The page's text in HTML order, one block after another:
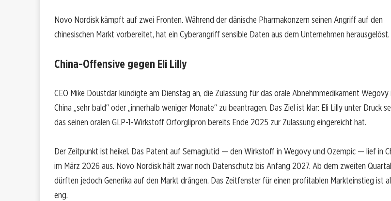
Novo Nordisk kämpft auf zwei Fronten. Während der dänische Pharmakonzern seinen Angriff auf den
chinesischen Markt vorbereitet, hat ein Cyberangriff sensible Daten aus dem Unternehmen herausgelöst.
China-Offensive gegen Eli Lilly
CEO Mike Doustdar kündigte am Dienstag an, die Zulassung für das orale Abnehmmedikament Wegovy
China „sehr bald“ oder „innerhalb weniger Monate“ zu beantragen. Das Ziel ist klar: Eli Lilly unter Druck
das seinen oralen GLP-1-Wirkstoff Orforglipron bereits Ende 2025 zur Zulassung eingereicht hat.
Der Zeitpunkt ist heikel. Das Patent auf Semaglutid — den Wirkstoff in Wegovy und Ozempic — lief in
im März 2026 aus. Novo Nordisk hält zwar noch Datenschutz bis Anfang 2027. Ab dem zweiten
dürften jedoch Generika auf den Markt drängen. Das Zeitfenster für einen profitablen Markteinstieg ist
eng.